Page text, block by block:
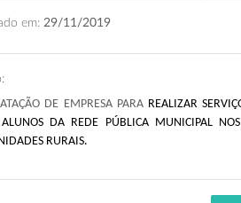
em: 29/11/2019
DE EMPRESA PARA REALIZAR
ALUNOS DA REDE PÚBLICA MUNICIPAL
RURAIS.